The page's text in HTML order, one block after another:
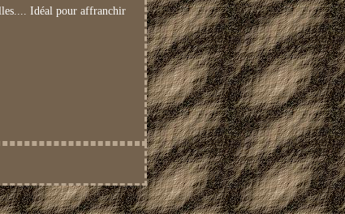
Idéal pour affranchir